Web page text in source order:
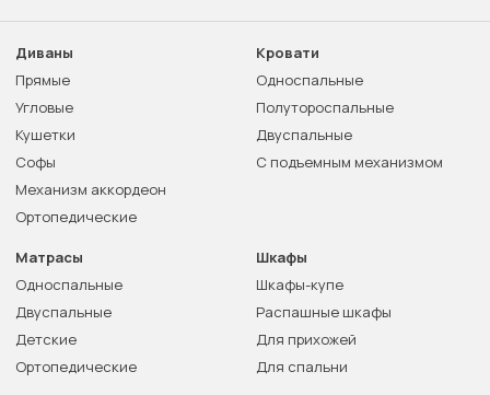
Диваны
Прямые
Угловые
Кушетки
Софы
Механизм аккордеон
Ортопедические
Кровати
Односпальные
Полутороспальные
Двуспальные
С подъемным механизмом
Матрасы
Односпальные
Двуспальные
Детские
Ортопедические
Шкафы
Шкафы-купе
Распашные шкафы
Для прихожей
Для спальни